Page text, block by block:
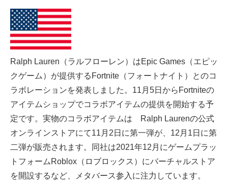
Ralph Lauren（ラルフローレン）はEpic Games（エピッ
クゲーム）が提供するFortnite（フォートナイト）とのコ
ラボレーションを発表しました。11月5日からFortniteの
アイテムショップでコラボアイテムの提供を開始する予
定です。実物のコラボアイテムは Ralph Laurenの公式
オンラインストアにて11月2日に第一弾が、12月1日に第
二弾が販売されます。同社は2021年12月にゲームプラッ
トフォームRoblox（ロブロックス）にバーチャルストア
を開設するなど、メタバース参入に注力しています。